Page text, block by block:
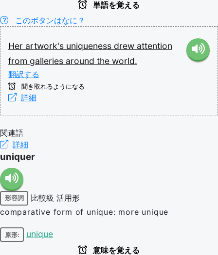
単語を覚える
このボタンはなに？
Her artwork's uniqueness drew attention
from galleries around the world.
翻訳する
聞き取れるようになる
詳細
関連語
詳細
uniquer
形容詞 比較級 活用形
comparative form of unique: more unique
原形: unique
意味を覚える